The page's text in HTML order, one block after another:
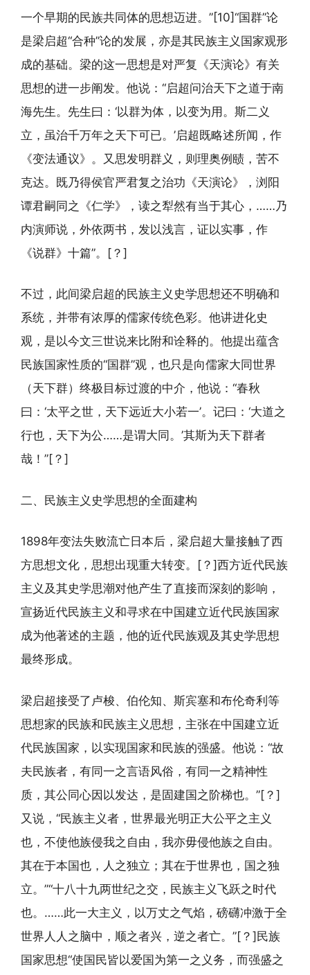
一个早期的民族共同体的思想迈进。”[10]“国群”论
是梁启超“合种”论的发展，亦是其民族主义国家观形
成的基础。梁的这一思想是对严复《天演论》有关
思想的进一步阐发。他说：“启超问治天下之道于南
海先生。先生曰：‘以群为体，以变为用。斯二义
立，虽治千万年之天下可已。’启超既略述所闻，作
《变法通议》。又思发明群义，则理奥例赜，苦不
克达。既乃得侯官严君复之治功《天演论》，浏阳
谭君嗣同之《仁学》，读之犁然有当于其心，……乃
内演师说，外依两书，发以浅言，证以实事，作
《说群》十篇”。[？]
不过，此间梁启超的民族主义史学思想还不明确和
系统，并带有浓厚的儒家传统色彩。他讲进化史
观，是以今文三世说来比附和诠释的。他提出蕴含
民族国家性质的“国群”观，也只是向儒家大同世界
（天下群）终极目标过渡的中介，他说：“春秋
曰：‘太平之世，天下远近大小若一’。记曰：‘大道之
行也，天下为公……是谓大同。’其斯为天下群者
哉！”[？]
二、民族主义史学思想的全面建构
1898年变法失败流亡日本后，梁启超大量接触了西
方思想文化，思想出现重大转变。[？]西方近代民族
主义及其史学思潮对他产生了直接而深刻的影响，
宣扬近代民族主义和寻求在中国建立近代民族国家
成为他著述的主题，他的近代民族观及其史学思想
最终形成。
梁启超接受了卢梭、伯伦知、斯宾塞和布伦奇利等
思想家的民族和民族主义思想，主张在中国建立近
代民族国家，以实现国家和民族的强盛。他说：“故
夫民族者，有同一之言语风俗，有同一之精神性
质，其公同心因以发达，是固建国之阶梯也。”[？]
又说，“民族主义者，世界最光明正大公平之主义
也，不使他族侵我之自由，我亦毋侵他族之自由。
其在于本国也，人之独立；其在于世界也，国之独
立。”“十八十九两世纪之交，民族主义飞跃之时代
也。……此一大主义，以万丈之气焰，磅礴冲激于全
世界人人之脑中，顺之者兴，逆之者亡。”[？]民族
国家思想“使国民皆以爱国为第一之义务，而强盛之